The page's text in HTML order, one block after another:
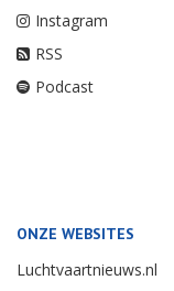
Instagram
RSS
Podcast
ONZE WEBSITES
Luchtvaartnieuws.nl